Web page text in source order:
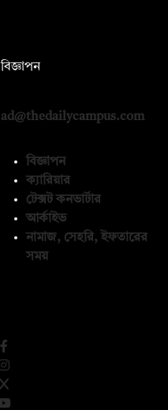
বিজ্ঞাপন
ad@thedailycampus.com
বিজ্ঞাপন
ক্যারিয়ার
টেক্সট কনভার্টার
আর্কাইভ
নামাজ, সেহরি, ইফতারের
সময়